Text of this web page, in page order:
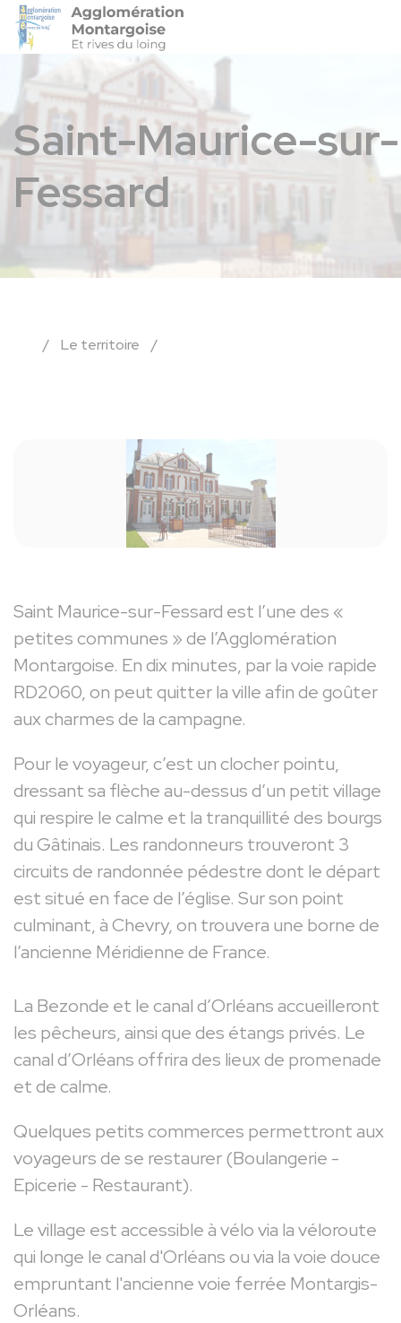
Saint-Maurice-sur-
Fessard
/ Le territoire /
Saint Maurice-sur-Fessard est l’une des «
petites communes » de l’Agglomération
Montargoise. En dix minutes, par la voie rapide
RD2060, on peut quitter la ville afin de goûter
aux charmes de la campagne.
Pour le voyageur, c’est un clocher pointu,
dressant sa flèche au-dessus d’un petit village
qui respire le calme et la tranquillité des bourgs
du Gâtinais. Les randonneurs trouveront 3
circuits de randonnée pédestre dont le départ
est situé en face de l’église. Sur son point
culminant, à Chevry, on trouvera une borne de
l’ancienne Méridienne de France.
La Bezonde et le canal d’Orléans accueilleront
les pêcheurs, ainsi que des étangs privés. Le
canal d’Orléans offrira des lieux de promenade
et de calme.
Quelques petits commerces permettront aux
voyageurs de se restaurer (Boulangerie -
Epicerie - Restaurant).
Le village est accessible à vélo via la véloroute
qui longe le canal d'Orléans ou via la voie douce
empruntant l'ancienne voie ferrée Montargis-
Orléans.